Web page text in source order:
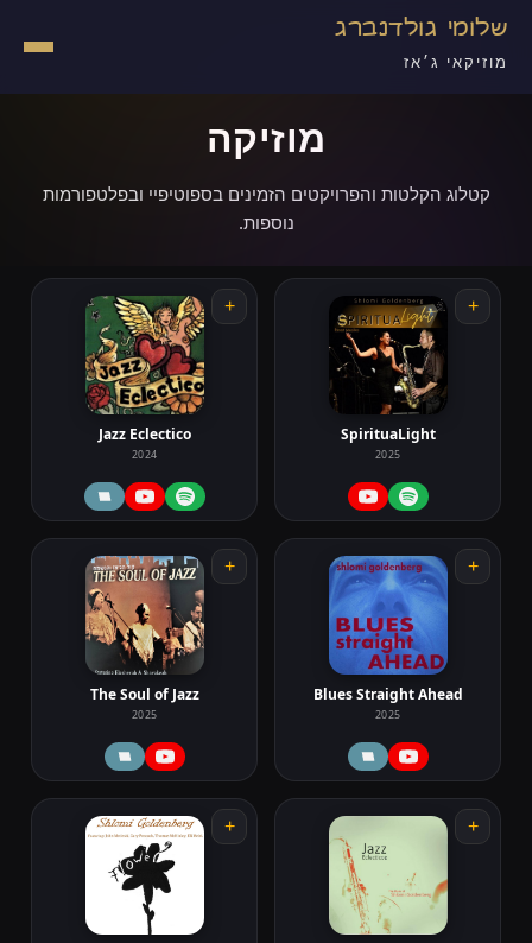
שלומי גולדנברג
מוזיקאי ג׳אז
מוזיקה
קטלוג הקלטות והפרויקטים הזמינים בספוטיפיי ובפלטפורמות
נוספות.
+
SpirituaLight
2025
+
Jazz Eclectico
2024
+
Blues Straight Ahead
2025
+
The Soul of Jazz
2025
+
+